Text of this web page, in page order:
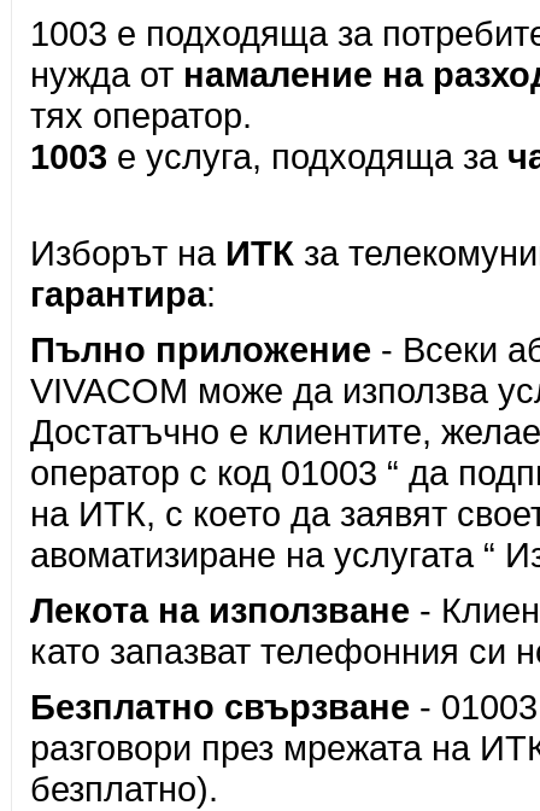
1003 е подходяща за
нужда от намаление на
тях оператор.
1003 e услуга, подходяща за
Изборът на ИТК за
гарантира:
Пълно приложение - Всеки
VIVACOM може да използва
Достатъчно е клиентите,
оператор с код 01003 “ да
на ИТК, с което да заявят
авоматизиране на услугата “
Лекота на използване -
като запазват телефонния си
Безплатно свързване -
разговори през мрежата на
безплатно).